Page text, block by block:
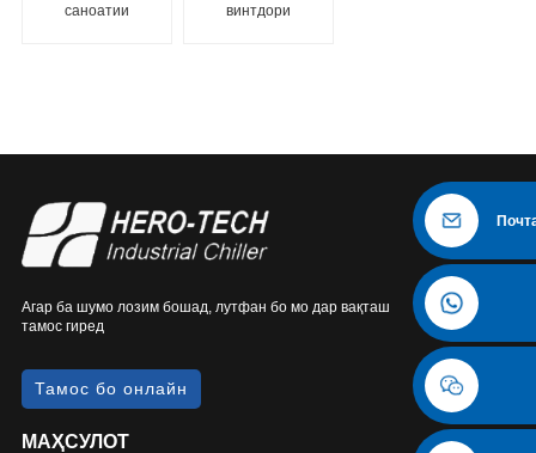
саноатии
винтдори
Агар ба шумо лозим бошад, лутфан бо мо дар вақташ
тамос гиред
Тамос бо онлайн
МАҲСУЛОТ